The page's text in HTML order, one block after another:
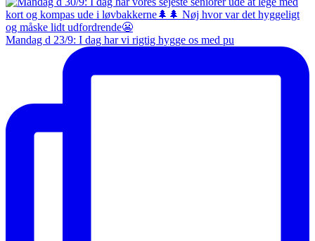
Mandag d 23/9: I dag har vi rigtig hygge os med pu